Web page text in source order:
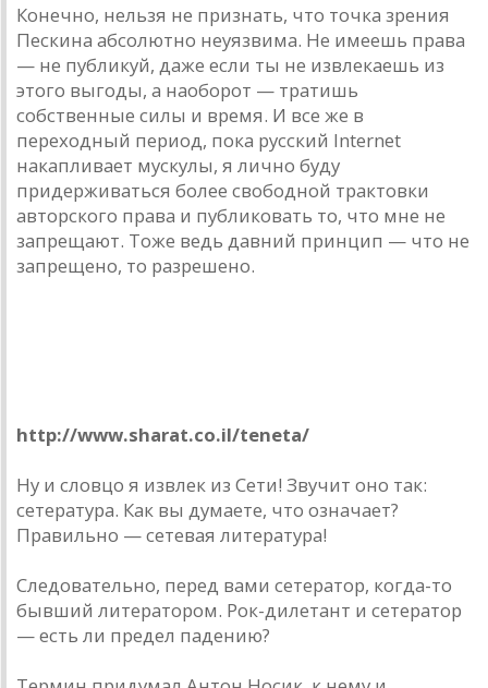
Конечно, нельзя не признать, что точка зрения
Пескина абсолютно неуязвима. Не имеешь права
— не публикуй, даже если ты не извлекаешь из
этого выгоды, а наоборот — тратишь
собственные силы и время. И все же в
переходный период, пока русский Internet
накапливает мускулы, я лично буду
придерживаться более свободной трактовки
авторского права и публиковать то, что мне не
запрещают. Тоже ведь давний принцип — что не
запрещено, то разрешено.
http://www.sharat.co.il/teneta/
Ну и словцо я извлек из Сети! Звучит оно так:
сетература. Как вы думаете, что означает?
Правильно — сетевая литература!
Следовательно, перед вами сетератор, когда-то
бывший литератором. Рок-дилетант и сетератор
— есть ли предел падению?